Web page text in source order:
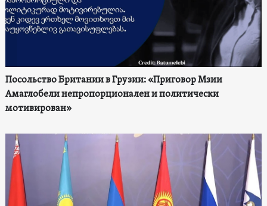
Посольство Британии в Грузии: «Приговор Мзии
Амаглобели непропорционален и политически
мотивирован»